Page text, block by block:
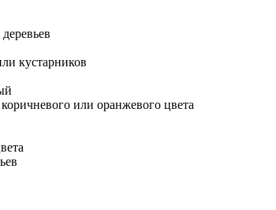
кустарников
или оранжевого цвета